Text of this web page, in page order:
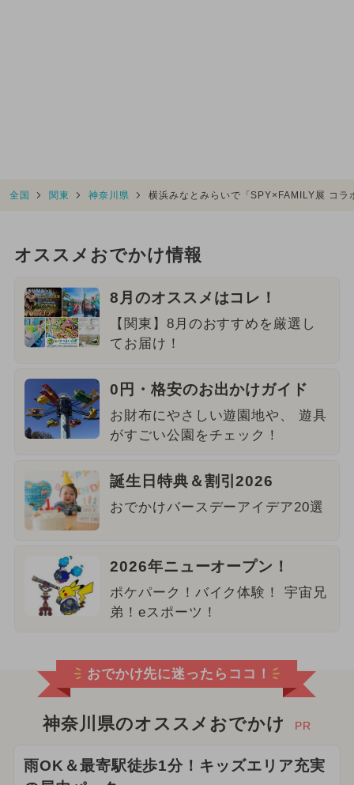
全国 関東 神奈川県 横浜みなとみらいで「SPY×FAMILY展 コ
オススメおでかけ情報
8月のオススメはコレ！
【関東】8月のおすすめを厳選し
てお届け！
0円・格安のお出かけガイド
お財布にやさしい遊園地や、 遊具
がすごい公園をチェック！
誕生日特典＆割引2026
おでかけバースデーアイデア20選
2026年ニューオープン！
ポケパーク！バイク体験！ 宇宙兄
弟！eスポーツ！
おでかけ先に迷ったらココ！
神奈川県のオススメおでかけ PR
雨OK＆最寄駅徒歩1分！キッズエリア充実